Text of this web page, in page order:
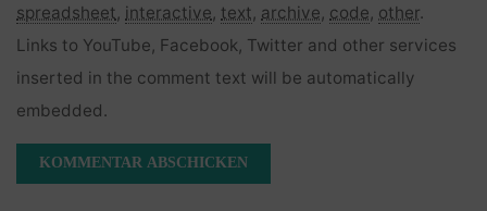
spreadsheet, interactive, text, archive, code, other.
Links to YouTube, Facebook, Twitter and other services
inserted in the comment text will be automatically
embedded.